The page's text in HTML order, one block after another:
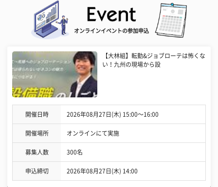
オンラインイベントの参加申込
【大林組】転勤&ジョブローテは怖くな
い！九州の現場から設
開催日時 2026年08月27日(木) 15:00〜16:00
開催場所 オンラインにて実施
募集人数 300名
申込締切 2026年08月27日(木) 14:00